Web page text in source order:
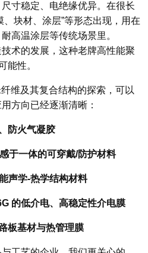
寸稳定、电绝缘优异。在很长
块材、涂层”等形态出现，用在
高温涂层等传统场景里。
术的发展，这种老牌高性能聚
能性。
维及其复合结构的探索，可以
方向已经逐渐清晰：
防火气凝胶
于一体的可穿戴/防护材料
声学-热学结构材料
的低介电、高稳定性介电膜
板基材与热管理膜